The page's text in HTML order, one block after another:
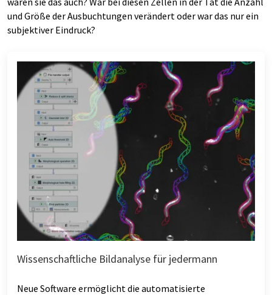
und Größe der Ausbuchtungen verändert oder war das nur ein
subjektiver Eindruck?
Wissenschaftliche Bildanalyse für jedermann
Neue Software ermöglicht die automatisierte